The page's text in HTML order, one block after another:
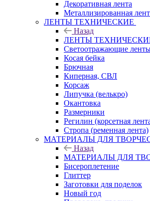
Декоративная лента
Металлизированная
ЛЕНТЫ ТЕХНИЧЕСКИЕ
Назад
ЛЕНТЫ
Светоотражающие
Косая бейка
Брючная
Киперная, СВЛ
Корсаж
Липучка (велькро)
Окантовка
Размерники
Регилин (корсетная
Стропа (ременная лента)
МАТЕРИАЛЫ ДЛЯ
Назад
МАТЕРИАЛЫ ДЛЯ
Бисероплетение
Глиттер
Заготовки для поделок
Новый год